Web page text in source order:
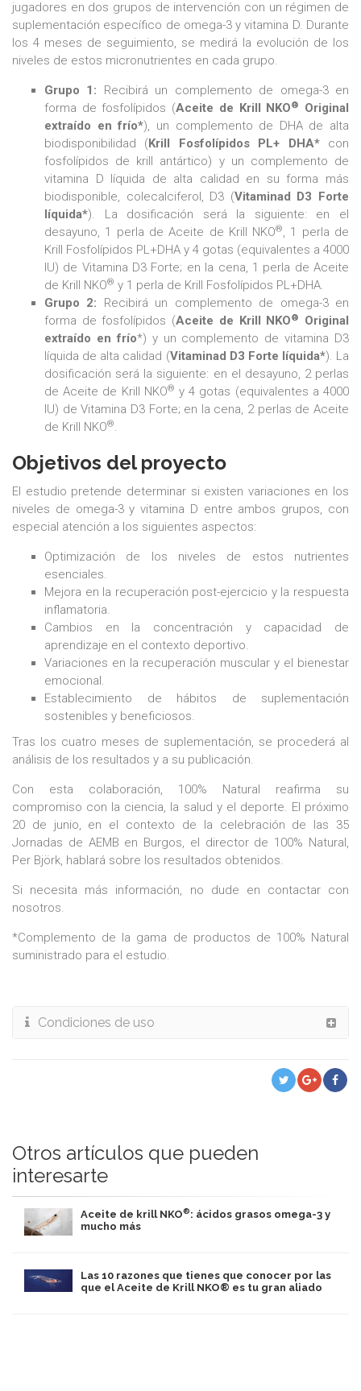
jugadores en dos grupos de intervención con un régimen de
suplementación específico de omega-3 y vitamina D. Durante
los 4 meses de seguimiento, se medirá la evolución de los
niveles de estos micronutrientes en cada grupo.
Grupo 1: Recibirá un complemento de omega-3 en
forma de fosfolípidos (Aceite de Krill NKO®
Original
extraído en frío*), un complemento de DHA de alta
biodisponibilidad ( Krill Fosfolípidos PL+ DHA*con
fosfolípidos de krill antártico) y un complemento de
vitamina D líquida de alta calidad en su forma más
biodisponible, colecalciferol, D3 (Vitaminad D3 Forte
líquida*). La dosificación será la siguiente: en el
desayuno, 1 perla de Aceite de Krill NKO®, 1 perla de
Krill Fosfolípidos PL+DHA y 4 gotas (equivalentes a 4000
IU) de Vitamina D3 Forte; en la cena, 1 perla de Aceite
de Krill NKO® y 1 perla de Krill Fosfolípidos PL+DHA.
Grupo 2: Recibirá un complemento de omega-3 en
forma de fosfolípidos (Aceite de Krill NKO®
Original
extraído en frío*) y un complemento de vitamina D3
líquida de alta calidad (Vitaminad D3 Forte líquida*). La
dosificación será la siguiente: en el desayuno, 2 perlas
de Aceite de Krill NKO® y 4 gotas (equivalentes a 4000
IU) de Vitamina D3 Forte; en la cena, 2 perlas de Aceite
de Krill NKO®.
Objetivos del proyecto
El estudio pretende determinar si existen variaciones en los
niveles de omega-3 y vitamina D entre ambos grupos, con
especial atención a los siguientes aspectos:
Optimización de los niveles de estos nutrientes
esenciales.
Mejora en la recuperación post-ejercicio y la respuesta
inflamatoria.
Cambios en la concentración y capacidad de
aprendizaje en el contexto deportivo.
Variaciones en la recuperación muscular y el bienestar
emocional.
Establecimiento de hábitos de suplementación
sostenibles y beneficiosos.
Tras los cuatro meses de suplementación, se procederá al
análisis de los resultados y a su publicación.
Con esta colaboración, 100% Natural reafirma su
compromiso con la ciencia, la salud y el deporte. El próximo
20 de junio, en el contexto de la celebración de las 35
Jornadas de AEMB en Burgos, el director de 100% Natural,
Per Björk, hablará sobre los resultados obtenidos.
Si necesita más información, no dude en contactar con
nosotros.
*Complemento de la gama de productos de 100% Natural
suministrado para el estudio.
Condiciones de uso
Otros artículos que pueden
interesarte
Aceite de krill NKO®: ácidos grasos omega-3 y
mucho más
Las 10 razones que tienes que conocer por las
que el Aceite de Krill NKO® es tu gran aliado